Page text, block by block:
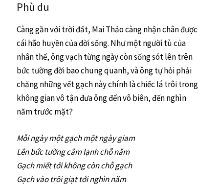
Phù du
Càng gần với trời đất, Mai Thảo càng nhận chân được
cái hão huyền của đời sống. Như một người tù của
nhân thế, ông vạch từng ngày còn sống sót lên trên
bức tường đời bao chung quanh, và ông tự hỏi phải
chăng những vết gạch này chính là chiếc lá trôi trong
không gian vô tận đưa ông đến vô biên, đến nghìn
năm trước mặt?
Mỗi ngày một gạch một ngày giam
Lên bức tường câm lạnh chỗ nằm
Gạch miết tới không còn chỗ gạch
Gạch vào trôi giạt tới nghìn năm